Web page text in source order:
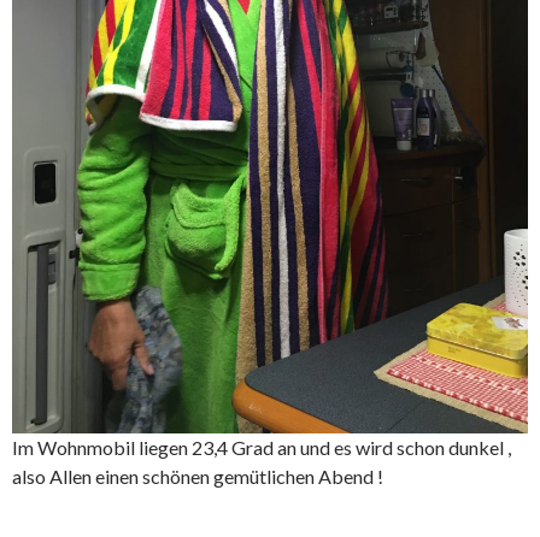
Im Wohnmobil liegen 23,4 Grad an und es wird schon dunkel ,
also Allen einen schönen gemütlichen Abend !